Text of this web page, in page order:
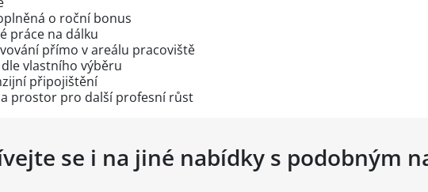
o roční bonus
práce na dálku
přímo v areálu pracoviště
vlastního výběru
připojištění
prostor pro další profesní růst
se i na jiné nabídky s podobným